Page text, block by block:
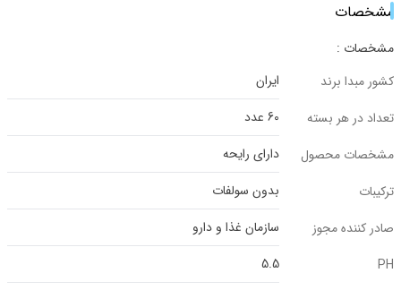
مشخصات
مشخصات :
کشور مبدا برند
ایران
تعداد در هر بسته
60 عدد
مشخصات محصول
دارای رایحه
ترکیبات
بدون سولفات
صادر کننده مجوز
سازمان غذا و دارو
PH
5.5